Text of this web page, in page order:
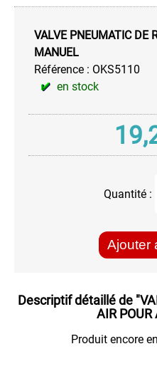
VALVE PNEUMATIC DE
MANUEL
Référence : OKS5110
en stock
Quantité :
Ajouter
Descriptif détaillé de
AIR POUR
Produit encore